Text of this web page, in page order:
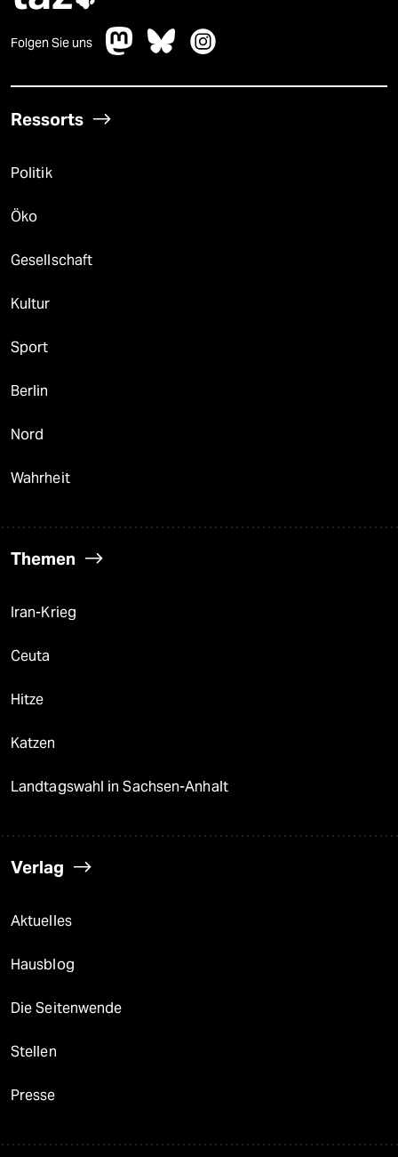
Folgen Sie uns
Ressorts
Politik
Öko
Gesellschaft
Kultur
Sport
Berlin
Nord
Wahrheit
Themen
Iran-Krieg
Ceuta
Hitze
Katzen
Landtagswahl in Sachsen-Anhalt
Verlag
Aktuelles
Hausblog
Die Seitenwende
Stellen
Presse